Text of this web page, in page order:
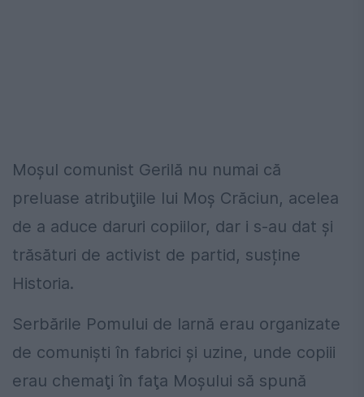
Moşul comunist Gerilă nu numai că
preluase atribuţiile lui Moş Crăciun, acelea
de a aduce daruri copiilor, dar i s-au dat şi
trăsături de activist de partid, susține
Historia.
Serbările Pomului de Iarnă erau organizate
de comunişti în fabrici şi uzine, unde copiii
erau chemaţi în faţa Moşului să spună